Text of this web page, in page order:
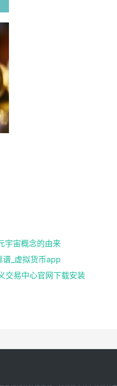
宇宙概念的由来
_虚拟货币app
交易中心官网下载安装